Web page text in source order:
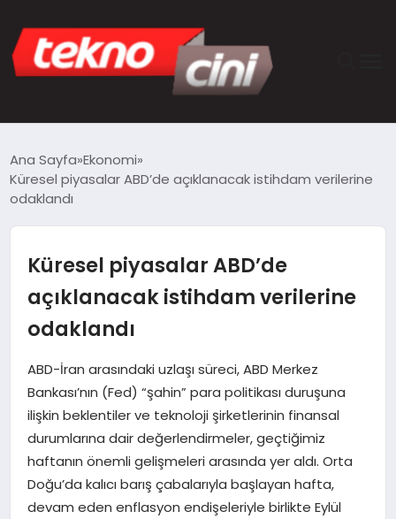
TEKNOLOJI
SAĞLIK
DÜNYA
MAGAZIN
Ana Sayfa Ekonomi
Küresel piyasalar ABD’de açıklanacak istihdam verilerine
odaklandı
Küresel piyasalar ABD’de
açıklanacak istihdam verilerine
odaklandı
ABD-İran arasındaki uzlaşı süreci, ABD Merkez
Bankası’nın (Fed) “şahin” para politikası duruşuna
ilişkin beklentiler ve teknoloji şirketlerinin finansal
durumlarına dair değerlendirmeler, geçtiğimiz
haftanın önemli gelişmeleri arasında yer aldı. Orta
Doğu’da kalıcı barış çabalarıyla başlayan hafta,
devam eden enflasyon endişeleriyle birlikte Eylül